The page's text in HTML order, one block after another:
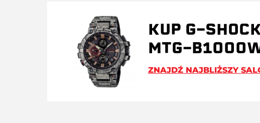
KUP G-
MTG-
ZNAJDŹ NAJBLIŻSZY